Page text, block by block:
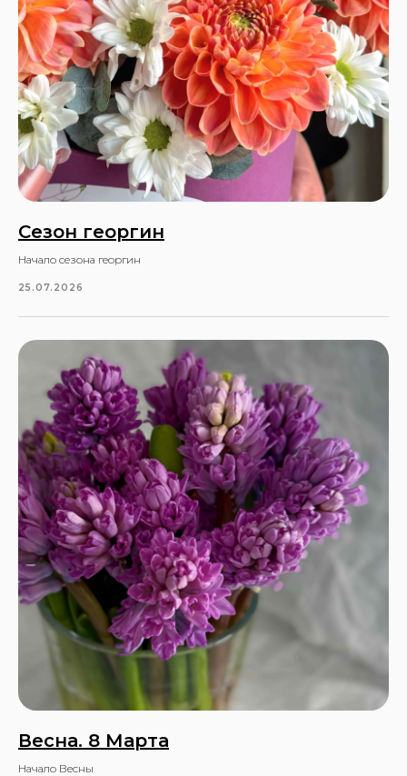
Сезон георгин
Начало сезона георгин
25.07.2026
Весна. 8 Марта
Начало Весны